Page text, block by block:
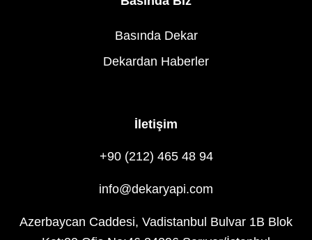
Basında Dekar
Dekardan Haberler
İletişim
+90 (212) 465 48 94
info@dekaryapi.com
Azerbaycan Caddesi, Vadistanbul Bulvar 1B Blok